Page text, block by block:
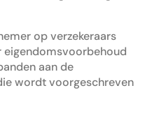
op verzekeraars
aan de
wordt voorgeschreven